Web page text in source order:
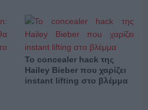
Το concealer hack της
Hailey Bieber που χαρίζει
instant lifting στο βλέμμα